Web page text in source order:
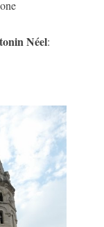
Néel: